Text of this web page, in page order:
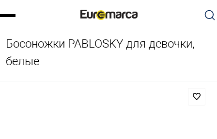
Босоножки PABLOSKY для девочки,
белые